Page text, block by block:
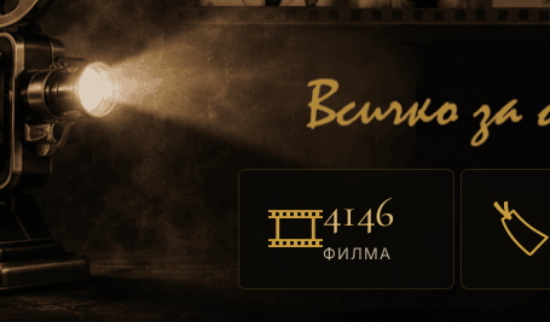
🎞4146
ФИЛМА 🏷